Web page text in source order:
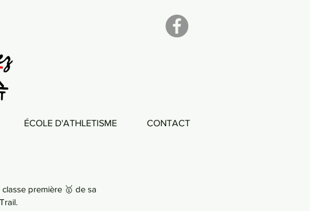
ÉCOLE D'ATHLETISME CONTACT
première 🥇 de sa